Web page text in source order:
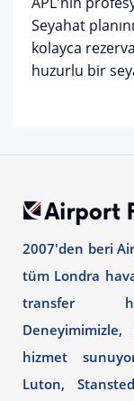
Seyahat
kolayca
huzurlu bir
2007'den beri
tüm Londra
transfer
hizmet
Luton,